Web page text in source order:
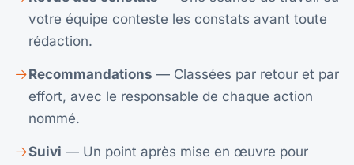
votre équipe conteste les constats avant toute
rédaction.
Recommandations — Classées par retour et par
effort, avec le responsable de chaque action
nommé.
Suivi — Un point après mise en œuvre pour